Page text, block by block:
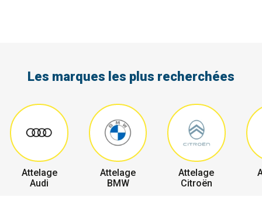
Les marques les plus recherchées
Attelage
Audi
Attelage
BMW
Attelage
Citroën